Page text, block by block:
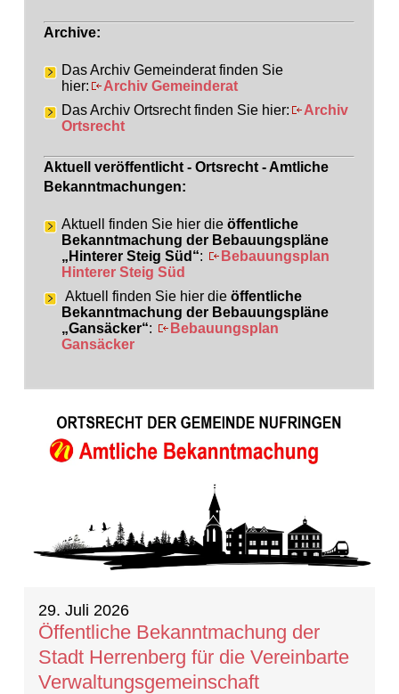
Archive:
Das Archiv Gemeinderat finden Sie
hier:
Archiv Gemeinderat
Das Archiv Ortsrecht finden Sie hier:
Archiv
Ortsrecht
Aktuell veröffentlicht - Ortsrecht - Amtliche
Bekanntmachungen:
Aktuell finden Sie hier die öffentliche
Bekanntmachung der Bebauungspläne
„Hinterer Steig Süd“:
Bebauungsplan
Hinterer Steig Süd
Aktuell finden Sie hier die öffentliche
Bekanntmachung der Bebauungspläne
„Gansäcker“:
Bebauungsplan
Gansäcker
20 Ergebnisse gefunden
29. Juli 2026
Öffentliche Bekanntmachung der
Stadt Herrenberg für die Vereinbarte
Verwaltungsgemeinschaft